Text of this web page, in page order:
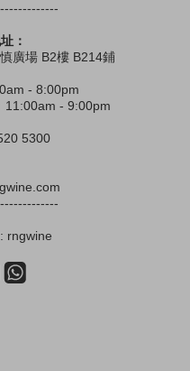
：
廣場 B2樓 B214鋪
- 8:00pm
11:00am - 9:00pm
5300
rngwine